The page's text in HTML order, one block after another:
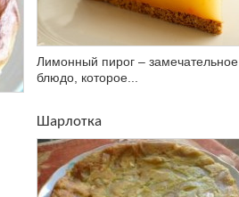
Лимонный пирог – замечательное
блюдо, которое...
Шарлотка